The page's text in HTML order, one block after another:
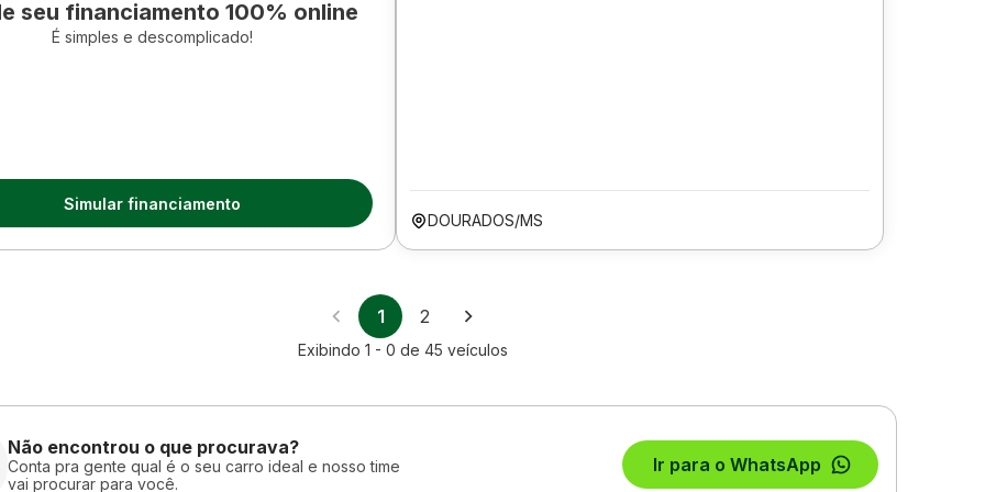
seu financiamento 100% online
É simples e descomplicado!
Simular financiamento
DOURADOS/MS
1 2
Exibindo 1 - 0 de 45 veículos
Não encontrou o que procurava?
Conta pra gente qual é o seu carro ideal e nosso time
vai procurar para você.
Ir para o WhatsApp